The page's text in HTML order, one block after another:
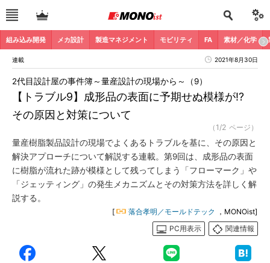
組み込み開発 メカ設計 製造マネジメント モビリティ FA 素材／化学
連載 2021年8月30日
【トラブル9】成形品の表面に予期せぬ模様が!?
その原因と対策について
2代目設計屋の事件簿～量産設計の現場から～（9）
（1/2 ページ）
量産樹脂製品設計の現場でよくあるトラブルを基に、その原因と
解決アプローチについて解説する連載。第9回は、成形品の表面
に樹脂が流れた跡が模様として残ってしまう「フローマーク」や
「ジェッティング」の発生メカニズムとその対策方法を詳しく解
説する。
[ 落合孝明／モールドテック
，MONOist]
PC用表示
関連情報